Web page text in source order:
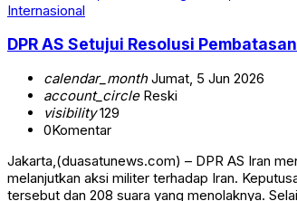
Internasional
DPR AS Setujui Resolusi
calendar_monthJumat, 5 Jun 2026
account_circleReski
visibility129
0Komentar
Jakarta,(duasatunews.com) – DPR AS Iran
melanjutkan aksi militer terhadap Iran.
tersebut dan 208 suara yang menolaknya.